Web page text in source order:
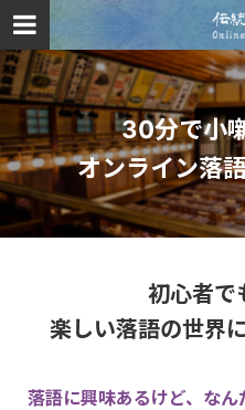
30分で小
オンライン落
初心者で
楽しい落語の世界
落語に興味あるけど、なん